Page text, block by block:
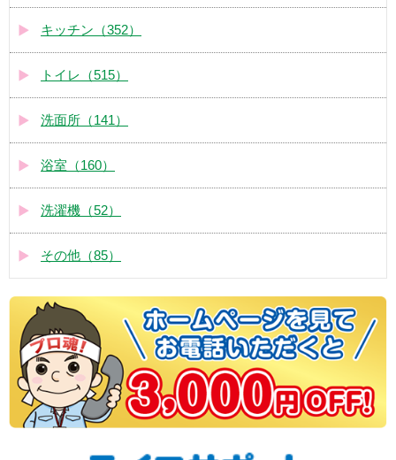
キッチン（352）
トイレ（515）
洗面所（141）
浴室（160）
洗濯機（52）
その他（85）